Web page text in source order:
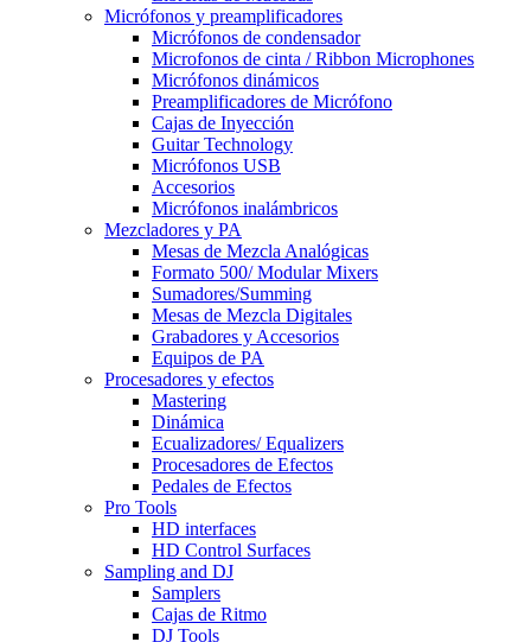
Micrófonos y preamplificadores
Micrófonos de condensador
Microfonos de cinta / Ribbon Microphones
Micrófonos dinámicos
Preamplificadores de Micrófono
Cajas de Inyección
Guitar Technology
Micrófonos USB
Accesorios
Micrófonos inalámbricos
Mezcladores y PA
Mesas de Mezcla Analógicas
Formato 500/ Modular Mixers
Sumadores/Summing
Mesas de Mezcla Digitales
Grabadores y Accesorios
Equipos de PA
Procesadores y efectos
Mastering
Dinámica
Ecualizadores/ Equalizers
Procesadores de Efectos
Pedales de Efectos
Pro Tools
HD interfaces
HD Control Surfaces
Sampling and DJ
Samplers
Cajas de Ritmo
DJ Tools